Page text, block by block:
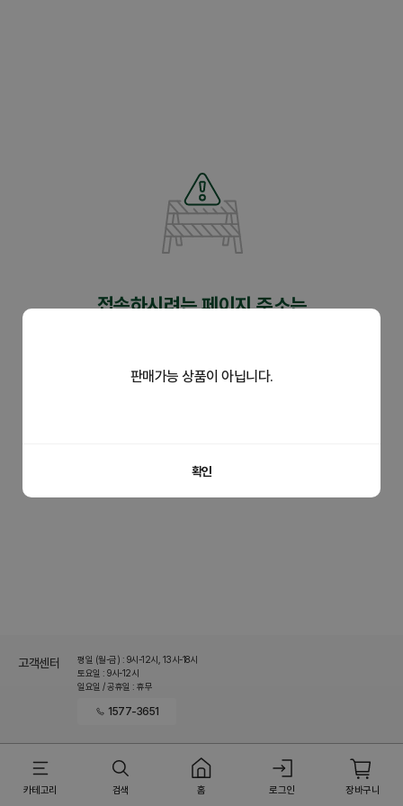
접속하시려는 페이지 주소는
주소가 정확한지 다시 한 번 확인하시어 입력해 주세요
고객센터
평일 (월-금) : 9시-12시, 13시-18시
토요일 : 9시-12시
일요일 / 공휴일 : 휴무
1577-3651
카테고리 검색 홈 로그인 장바구니
판매가능 상품이 아닙니다.
확인